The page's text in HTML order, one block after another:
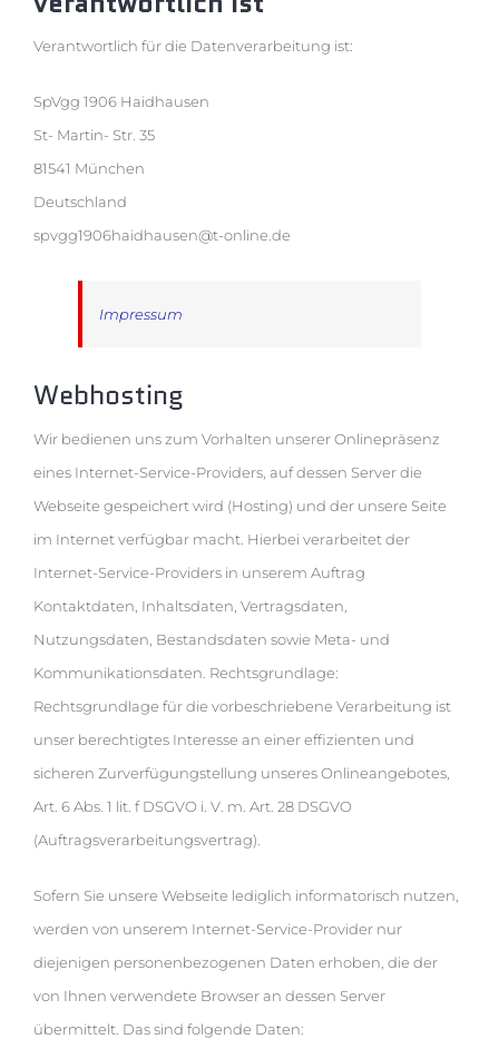
Verantwortlich für die Datenverarbeitung ist:
SpVgg 1906 Haidhausen
St- Martin- Str. 35
81541 München
Deutschland
spvgg1906haidhausen@t-online.de
Impressum
Webhosting
Wir bedienen uns zum Vorhalten unserer Onlinepräsenz
eines Internet-Service-Providers, auf dessen Server die
Webseite gespeichert wird (Hosting) und der unsere Seite
im Internet verfügbar macht. Hierbei verarbeitet der
Internet-Service-Providers in unserem Auftrag
Kontaktdaten, Inhaltsdaten, Vertragsdaten,
Nutzungsdaten, Bestandsdaten sowie Meta- und
Kommunikationsdaten. Rechtsgrundlage:
Rechtsgrundlage für die vorbeschriebene Verarbeitung ist
unser berechtigtes Interesse an einer effizienten und
sicheren Zurverfügungstellung unseres Onlineangebotes,
Art. 6 Abs. 1 lit. f DSGVO i. V. m. Art. 28 DSGVO
(Auftragsverarbeitungsvertrag).
Sofern Sie unsere Webseite lediglich informatorisch nutzen,
werden von unserem Internet-Service-Provider nur
diejenigen personenbezogenen Daten erhoben, die der
von Ihnen verwendete Browser an dessen Server
übermittelt. Das sind folgende Daten: